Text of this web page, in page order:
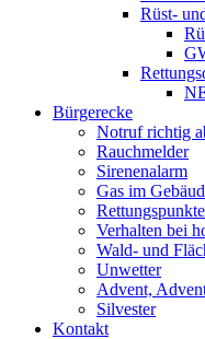
Rüst-
Bürgerecke
Notruf richtig
Rauchmelder
Sirenenalarm
Gas im
Rettungspunkte
Verhalten bei
Wald- und
Unwetter
Advent,
Silvester
Kontakt